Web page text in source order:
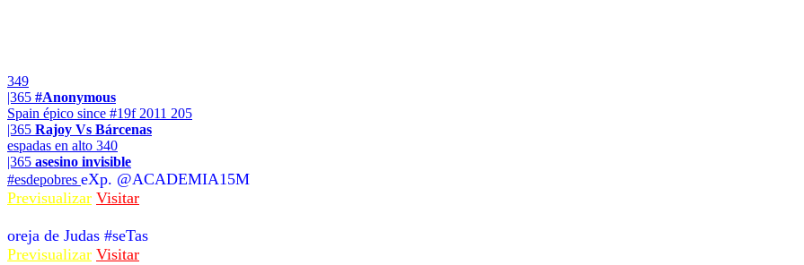
349
|365 #Anonymous
Spain épico since #19f 2011 205
|365 Rajoy Vs Bárcenas
espadas en alto 340
|365 asesino invisible
#esdepobres eXp. @ACADEMIA15M
Previsualizar Visitar
oreja de Judas #seTas
Previsualizar Visitar